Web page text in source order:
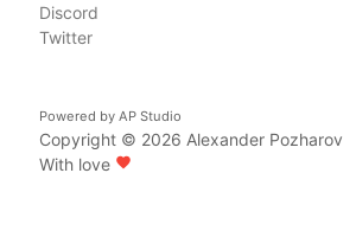
Discord
Twitter
Powered by AP Studio
Copyright © 2026 Alexander Pozharov
With love favorite